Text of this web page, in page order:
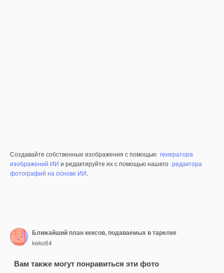
Создавайте собственные изображения с помощью генератора
изображений ИИ и редактируйте их с помощью нашего редактора
фотографий на основе ИИ.
Ближайший план кексов, подаваемых в тарелке
keko64
Вам также могут понравиться эти фото